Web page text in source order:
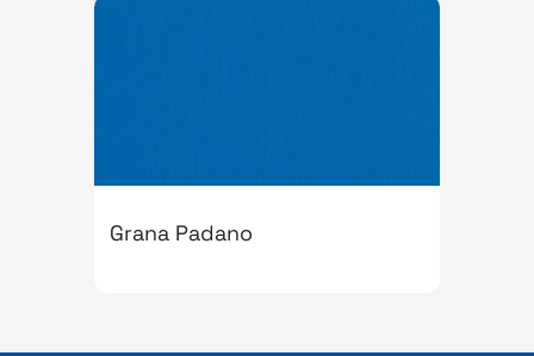
Grana Padano